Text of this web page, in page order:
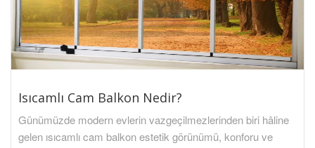
Isıcamlı Cam Balkon Nedir?
Günümüzde modern evlerin vazgeçilmezlerinden biri hâline
gelen ısıcamlı cam balkon estetik görünümü, konforu ve